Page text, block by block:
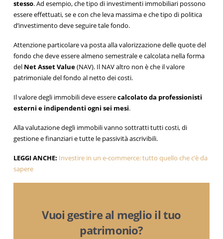
stesso. Ad esempio, che tipo di investimenti immobiliari possono
essere effettuati, se e con che leva massima e che tipo di politica
d’investimento deve seguire tale fondo.
Attenzione particolare va posta alla valorizzazione delle quote del
fondo che deve essere almeno semestrale e calcolata nella forma
del Net Asset Value(NAV). Il NAV altro non è che il valore
patrimoniale del fondo al netto dei costi.
Il valore degli immobili deve esserecalcolato da professionisti
esterni e indipendenti ogni sei mesi.
Alla valutazione degli immobili vanno sottratti tutti costi, di
gestione e finanziari e tutte le passività ascrivibili.
LEGGI ANCHE: Investire in un e-commerce: tutto quello che c’è da
sapere
Vuoi gestire al meglio il tuo
patrimonio?